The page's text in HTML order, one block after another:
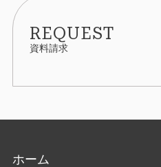
REQUEST
資料請求
ホーム